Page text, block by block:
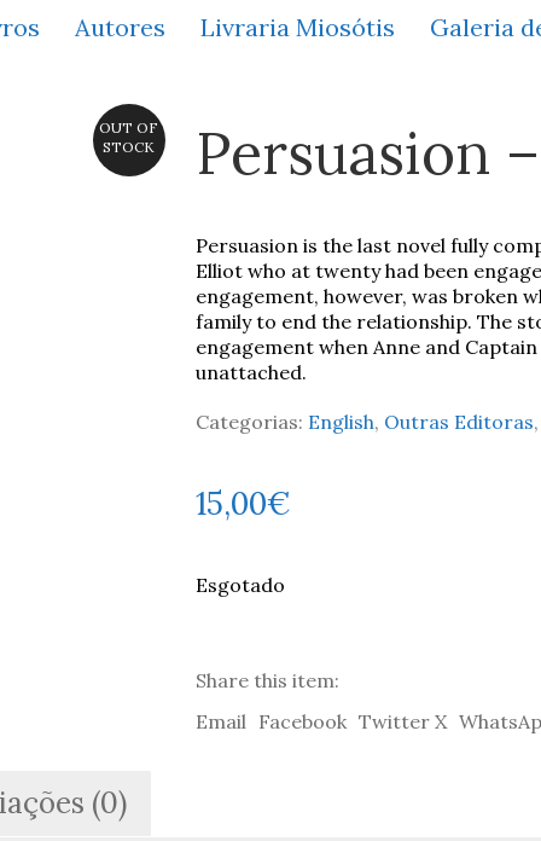
Autores Livraria Miosótis Galeria
OUT OF
STOCK
Persuasion
Persuasion is the last novel fully
Elliot who at twenty had been
engagement, however, was broken
family to end the relationship. The
engagement when Anne and
unattached.
Categorias: English, Outras Editoras
15,00€
Esgotado
Share this item:
Email Facebook Twitter X
(0)